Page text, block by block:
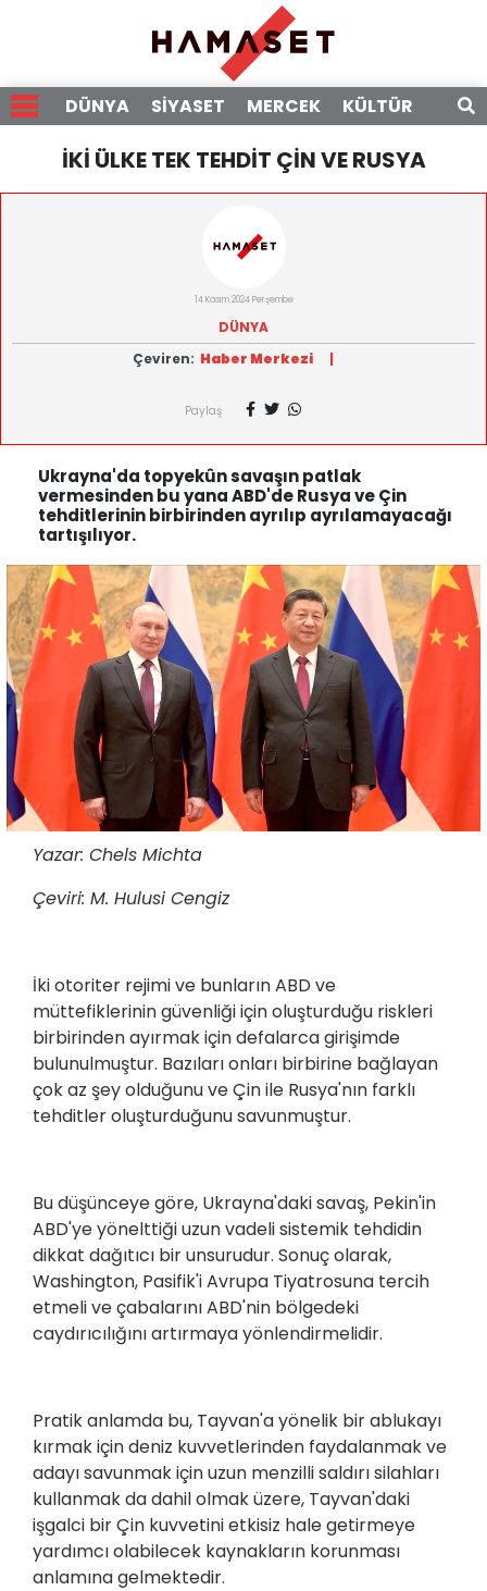
DÜNYA SİYASET MERCEK KÜLTÜR
İKİ ÜLKE TEK TEHDİT ÇİN VE RUSYA
14 Kasım 2024 Perşembe
DÜNYA
Çeviren: Haber Merkezi |
Paylaş
Ukrayna'da topyekûn savaşın patlak
vermesinden bu yana ABD'de Rusya ve Çin
tehditlerinin birbirinden ayrılıp ayrılamayacağı
tartışılıyor.
Yazar: Chels Michta
Çeviri: M. Hulusi Cengiz
İki otoriter rejimi ve bunların ABD ve
müttefiklerinin güvenliği için oluşturduğu riskleri
birbirinden ayırmak için defalarca girişimde
bulunulmuştur. Bazıları onları birbirine bağlayan
çok az şey olduğunu ve Çin ile Rusya'nın farklı
tehditler oluşturduğunu savunmuştur.
Bu düşünceye göre, Ukrayna'daki savaş, Pekin'in
ABD'ye yönelttiği uzun vadeli sistemik tehdidin
dikkat dağıtıcı bir unsurudur. Sonuç olarak,
Washington, Pasifik'i Avrupa Tiyatrosuna tercih
etmeli ve çabalarını ABD'nin bölgedeki
caydırıcılığını artırmaya yönlendirmelidir.
Pratik anlamda bu, Tayvan'a yönelik bir ablukayı
kırmak için deniz kuvvetlerinden faydalanmak ve
adayı savunmak için uzun menzilli saldırı silahları
kullanmak da dahil olmak üzere, Tayvan'daki
işgalci bir Çin kuvvetini etkisiz hale getirmeye
yardımcı olabilecek kaynakların korunması
anlamına gelmektedir.